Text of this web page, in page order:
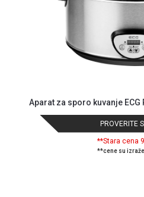
Aparat za sporo kuvanje
PROVERITE
**Stara cena
**cene su